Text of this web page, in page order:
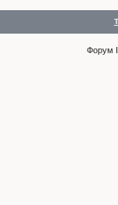
Форум